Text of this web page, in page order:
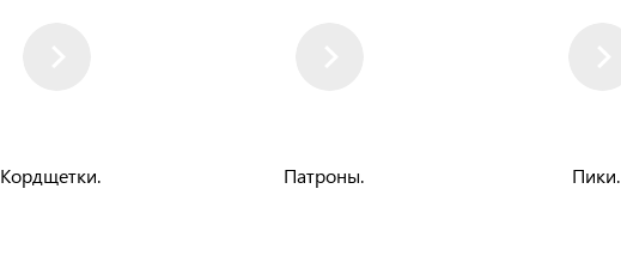
Кордщетки. Патроны. Пики.